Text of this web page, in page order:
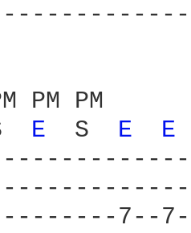
PM PM PM
E S E E
7--